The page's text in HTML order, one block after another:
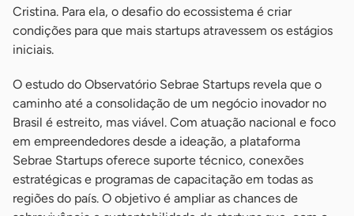
Cristina. Para ela, o desafio do ecossistema é criar
condições para que mais startups atravessem os estágios
iniciais.
O estudo do Observatório Sebrae Startups revela que o
caminho até a consolidação de um negócio inovador no
Brasil é estreito, mas viável. Com atuação nacional e foco
em empreendedores desde a ideação, a plataforma
Sebrae Startups oferece suporte técnico, conexões
estratégicas e programas de capacitação em todas as
regiões do país. O objetivo é ampliar as chances de